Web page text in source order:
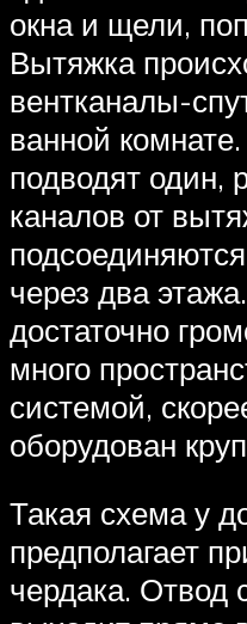
окна и щели,
Вытяжка
вентканалы-
ванной
подводят один,
каналов от
через два
достаточно
много
системой,
оборудован
Такая схема у
предполагает
чердака. Отвод